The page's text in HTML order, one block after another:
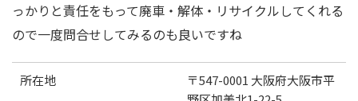
っかりと責任をもって廃車・解体・リサイクルしてくれる
ので一度問合せしてみるのも良いですね
所在地
〒547-0001 大阪府大阪市平